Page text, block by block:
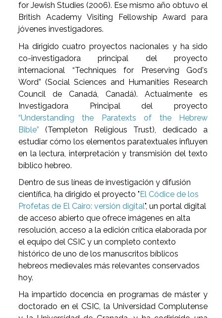
for Jewish Studies (2006). Ese mismo año obtuvo el
British Academy Visiting Fellowship Award para
jóvenes investigadores.
Ha dirigido cuatro proyectos nacionales y ha sido
co-investigadora principal del proyecto
internacional “Techniques for Preserving God's
Word” (Social Sciences and Humanities Research
Council de Canadá, Canadá). Actualmente es
Investigadora Principal del proyecto
“Understanding the Paratexts of the Hebrew
Bible” (Templeton Religious Trust), dedicado a
estudiar cómo los elementos paratextuales influyen
en la lectura, interpretación y transmisión del texto
bíblico hebreo.
Dentro de sus líneas de investigación y difusión
científica, ha dirigido el proyecto " El Códice de los
Profetas de El Cairo: versión digital", un portal digital
de acceso abierto que ofrece imágenes en alta
resolución, acceso a la edición crítica elaborada por
el equipo del CSIC y un completo contexto
histórico de uno de los manuscritos bíblicos
hebreos medievales más relevantes conservados
hoy.
Ha impartido docencia en programas de máster y
doctorado en el CSIC, la Universidad Complutense